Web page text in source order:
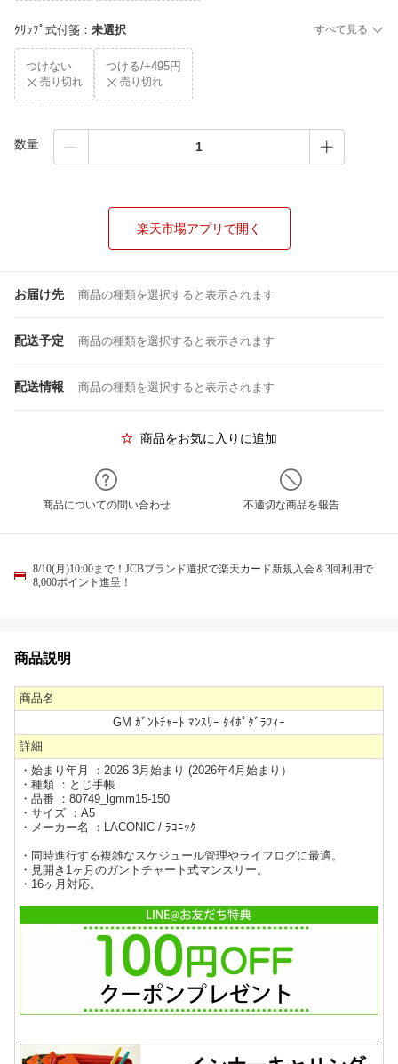
ｸﾘｯﾌﾟ式付箋 ： 未選択 すべて見る
つけない
売り切れ
つける/+495円
売り切れ
数量
楽天市場アプリで開く
お届け先 商品の種類を選択すると表示されます
配送予定 商品の種類を選択すると表示されます
配送情報 商品の種類を選択すると表示されます
商品をお気に入りに追加
商品についての問い合わせ 不適切な商品を報告
8/10(月)10:00まで！JCBブランド選択で楽天カード新規入会＆3回利用で
8,000ポイント進呈！
商品説明
商品名
GM ｶﾞﾝﾄﾁｬｰﾄ ﾏﾝｽﾘｰ ﾀｲﾎﾟｸﾞﾗﾌｨｰ
詳細
・始まり年月 ：2026 3月始まり (2026年4月始まり）
・種類 ：とじ手帳
・品番 ：80749_lgmm15-150
・サイズ ：A5
・メーカー名 ：LACONIC / ﾗｺﾆｯｸ
・同時進行する複雑なスケジュール管理やライフログに最適。
・見開き1ヶ月のガントチャート式マンスリー。
・16ヶ月対応。